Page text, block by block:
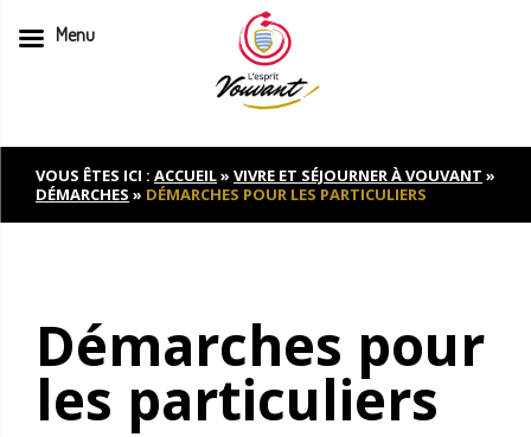
to
contentVOUS ÊTES ICI : ACCUEIL» VIVRE ET SÉJOURNER À VOUVANT »
DÉMARCHES » DÉMARCHES POUR LES PARTICULIERS
Démarches pour
les particuliers
Menu